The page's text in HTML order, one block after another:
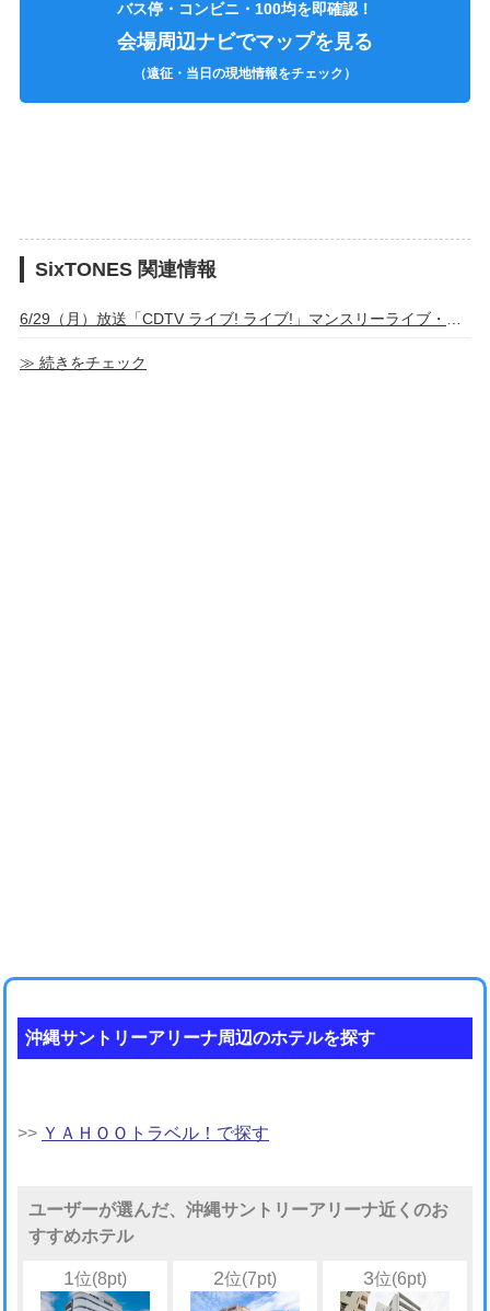
バス停・コンビニ・100均を即確認！
会場周辺ナビでマップを見る
（遠征・当日の現地情報をチェック）
SixTONES 関連情報
≫ 続きをチェック
沖縄サントリーアリーナ周辺のホテルを探す
>> ＹＡＨＯＯトラベル！で探す
ユーザーが選んだ、沖縄サントリーアリーナ近くのお
すすめホテル
1位(8pt) 2位(7pt) 3位(6pt)